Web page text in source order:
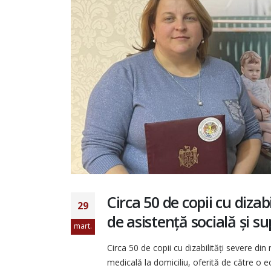
29
mart.
Circa 50 de copii cu
de asistență socială și
Circa 50 de copii cu dizabilități severe
medicală la domiciliu, oferită de către o
Raport pentru ciclul IV al Evaluării
Periodice Universale Republica
20 iulie 2026
Antreprenoriatul social în
prim-plan: retrospectiva
activităților AOPD din lunile
mai–iunie
30 iunie 2026
Angajamente durabile
incluziunea persoanelor cu
dizabilități, bazate pe un
parteneriat dintre autoritățile centrale
și societatea civilă
25 iunie 2026